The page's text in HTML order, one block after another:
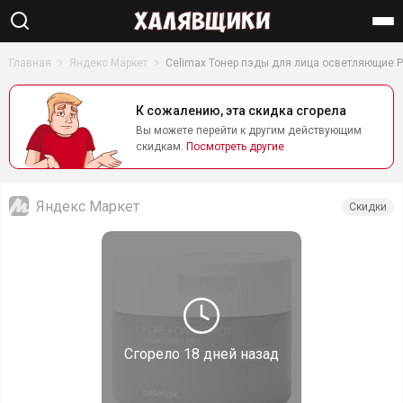
Найти
Главная Яндекс Маркет Celimax Тонер пэды для лица осветляющие
К сожалению, эта скидка сгорела
Вы можете перейти к другим действующим
скидкам. Посмотреть другие
Сгорело 18 дней назад
Яндекс Маркет Скидки